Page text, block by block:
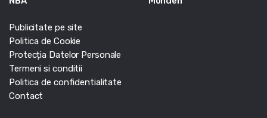
Publicitate pe site
Politica de Cookie
Protecția Datelor Personale
Termeni si conditii
Politica de confidentialitate
Contact